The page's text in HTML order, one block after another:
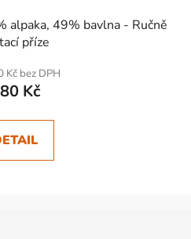
alpaka, 49% bavlna - Ručně
příze
Kč bez DPH
Kč